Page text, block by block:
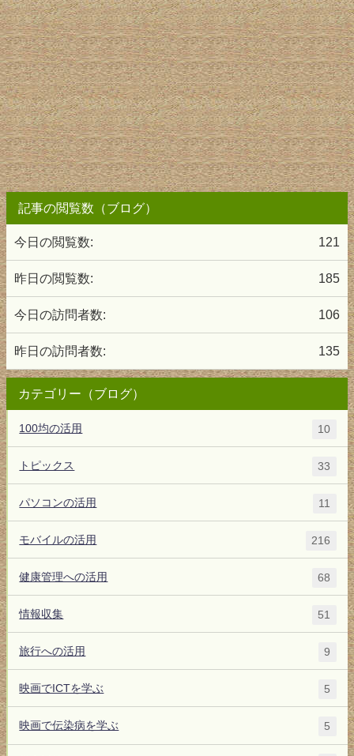
記事の閲覧数（ブログ）
121
今日の閲覧数:
185
昨日の閲覧数:
106
今日の訪問者数:
135
昨日の訪問者数:
カテゴリー（ブログ）
100均の活用 10
トピックス 33
パソコンの活用 11
モバイルの活用 216
健康管理への活用 68
情報収集 51
旅行への活用 9
映画でICTを学ぶ 5
映画で伝染病を学ぶ 5